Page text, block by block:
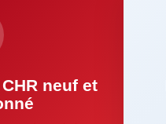
neuf et